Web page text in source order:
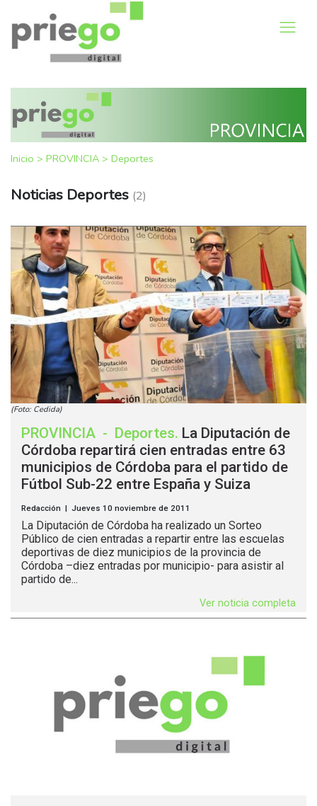
Inicio > PROVINCIA > Deportes
Noticias Deportes (2)
(Foto: Cedida)
PROVINCIA - Deportes. La Diputación de
Córdoba repartirá cien entradas entre 63
municipios de Córdoba para el partido de
Fútbol Sub-22 entre España y Suiza
Redacción | Jueves 10 noviembre de 2011
La Diputación de Córdoba ha realizado un Sorteo
Público de cien entradas a repartir entre las escuelas
deportivas de diez municipios de la provincia de
Córdoba –diez entradas por municipio- para asistir al
partido de...
Ver noticia completa